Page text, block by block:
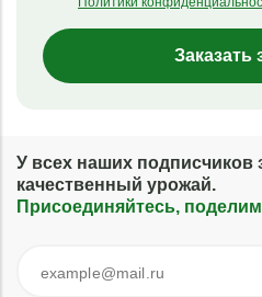
Заказать
У всех наших подписчиков
качественный урожай.
Присоединяйтесь,